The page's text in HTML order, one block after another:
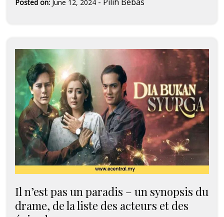
Posted on: June 12, 2024
Il n’est pas un paradis – un synopsis du
drame, de la liste des acteurs et des